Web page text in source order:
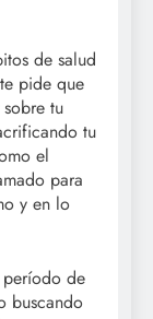
de salud
pide que
tu
tu
el
para
y en lo
de
buscando